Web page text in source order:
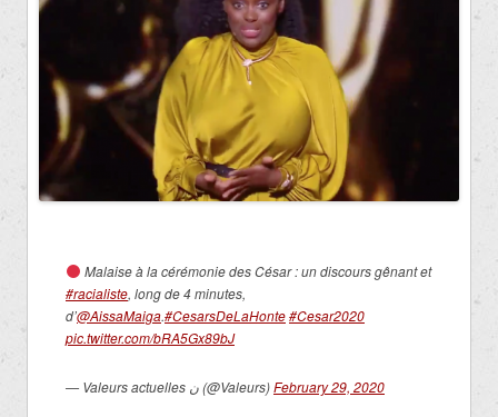
Malaise à la cérémonie des César : un discours gênant et
#racialiste, long de 4 minutes,
d’@AissaMaiga.#CesarsDeLaHonte#Cesar2020
pic.twitter.com/bRA5Gx89bJ
— Valeurs actuelles ن (@Valeurs)February 29, 2020